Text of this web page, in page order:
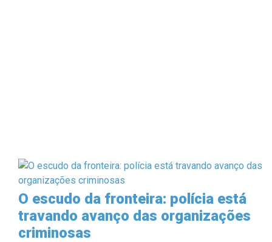
O escudo da fronteira: polícia está
travando avanço das organizações
criminosas